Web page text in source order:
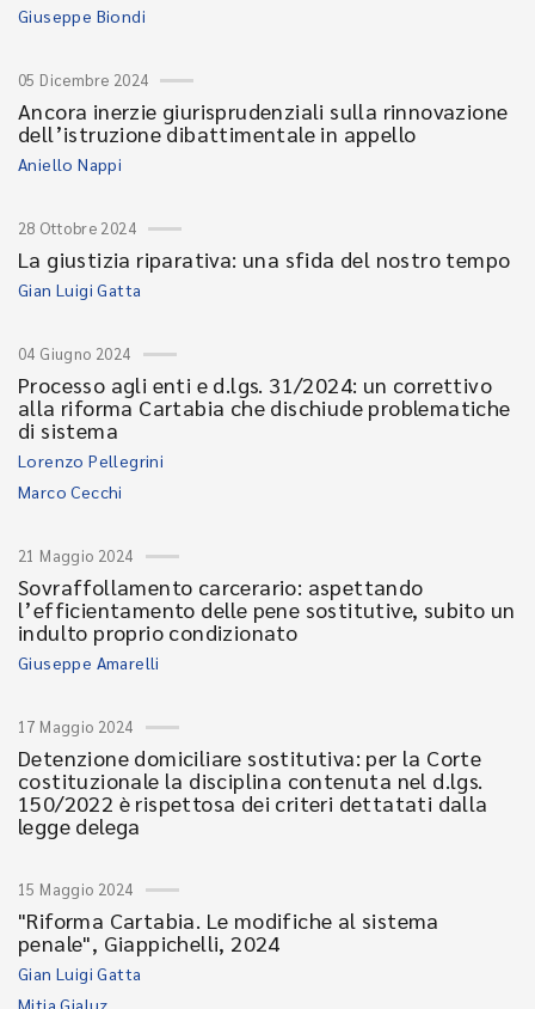
Giuseppe Biondi
05 Dicembre 2024
Ancora inerzie giurisprudenziali sulla rinnovazione
dell’istruzione dibattimentale in appello
Aniello Nappi
28 Ottobre 2024
La giustizia riparativa: una sfida del nostro tempo
Gian Luigi Gatta
04 Giugno 2024
Processo agli enti e d.lgs. 31/2024: un correttivo
alla riforma Cartabia che dischiude problematiche
di sistema
Lorenzo Pellegrini
Marco Cecchi
21 Maggio 2024
Sovraffollamento carcerario: aspettando
l’efficientamento delle pene sostitutive, subito un
indulto proprio condizionato
Giuseppe Amarelli
17 Maggio 2024
Detenzione domiciliare sostitutiva: per la Corte
costituzionale la disciplina contenuta nel d.lgs.
150/2022 è rispettosa dei criteri dettatati dalla
legge delega
15 Maggio 2024
"Riforma Cartabia. Le modifiche al sistema
penale", Giappichelli, 2024
Gian Luigi Gatta
Mitja Gialuz